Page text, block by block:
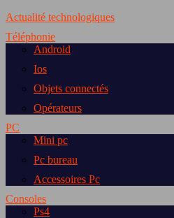
Actualité technologiques
Téléphonie
Android
Ios
Objets connectés
Opérateurs
PC
Mini pc
Pc bureau
Accessoires Pc
Consoles
Ps4